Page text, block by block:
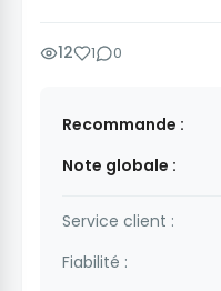
12 1 0
Recommande :
Note globale :
Service client :
Fiabilité :